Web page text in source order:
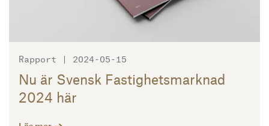
Rapport | 2024-05-15
Nu är Svensk Fastighetsmarknad
2024 här